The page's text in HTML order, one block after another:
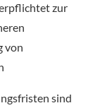
zur
von
sind